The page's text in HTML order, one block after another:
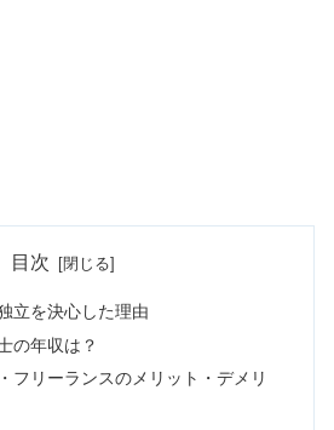
目次
立を決心した理由
の年収は？
フリーランスのメリット・デメリ